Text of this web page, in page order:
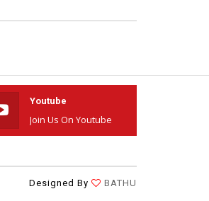
Youtube
Join Us On Youtube
Designed By BATHU